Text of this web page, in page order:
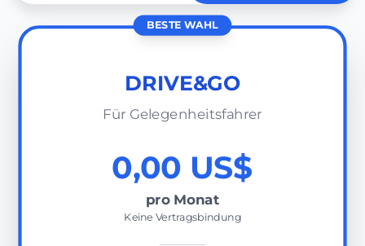
BESTE WAHL
DRIVE&GO
Für Gelegenheitsfahrer
0,00 US$
pro Monat
Keine Vertragsbindung